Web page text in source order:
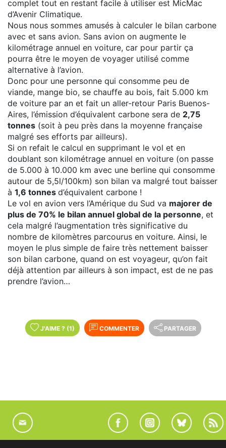
complet tout en restant facile à utiliser est MicMac
d’Avenir Climatique.
Nous nous sommes amusés à calculer le bilan carbone
avec et sans avion. Sans avion on augmente le
kilométrage annuel en voiture, car pour partir ça
pourra être le moyen de voyager utilisé comme
alternative à l’avion.
Donc pour une personne qui consomme peu de
viande, mange bio, se chauffe au bois, fait 5.000 km
de voiture par an et fait un aller-retour Paris Buenos-
Aires, l’émission d’équivalent carbone sera de 2,75
tonnes (soit à peu près dans la moyenne française
malgré ses efforts par ailleurs).
Si on refait le calcul en supprimant le vol et en
doublant son kilométrage annuel en voiture (on passe
de 5.000 à 10.000 km avec une berline qui consomme
autour de 5,5l/100km) son bilan va malgré tout baisser
à 1,6 tonnes d’équivalent carbone !
Le vol en avion vers l’Amérique du Sud va majorer de
plus de 70% le bilan annuel global de la personne, et
cela malgré l’augmentation très significative du
nombre de kilomètres parcourus en voiture. Ainsi, le
moyen le plus simple de faire très nettement baisser
son bilan carbone, quand on est voyageur, qu’on fait
déjà attention par ailleurs à son impact, est de ne pas
prendre l’avion…
J'AIME ? (1) COMMENTER PARTAGER